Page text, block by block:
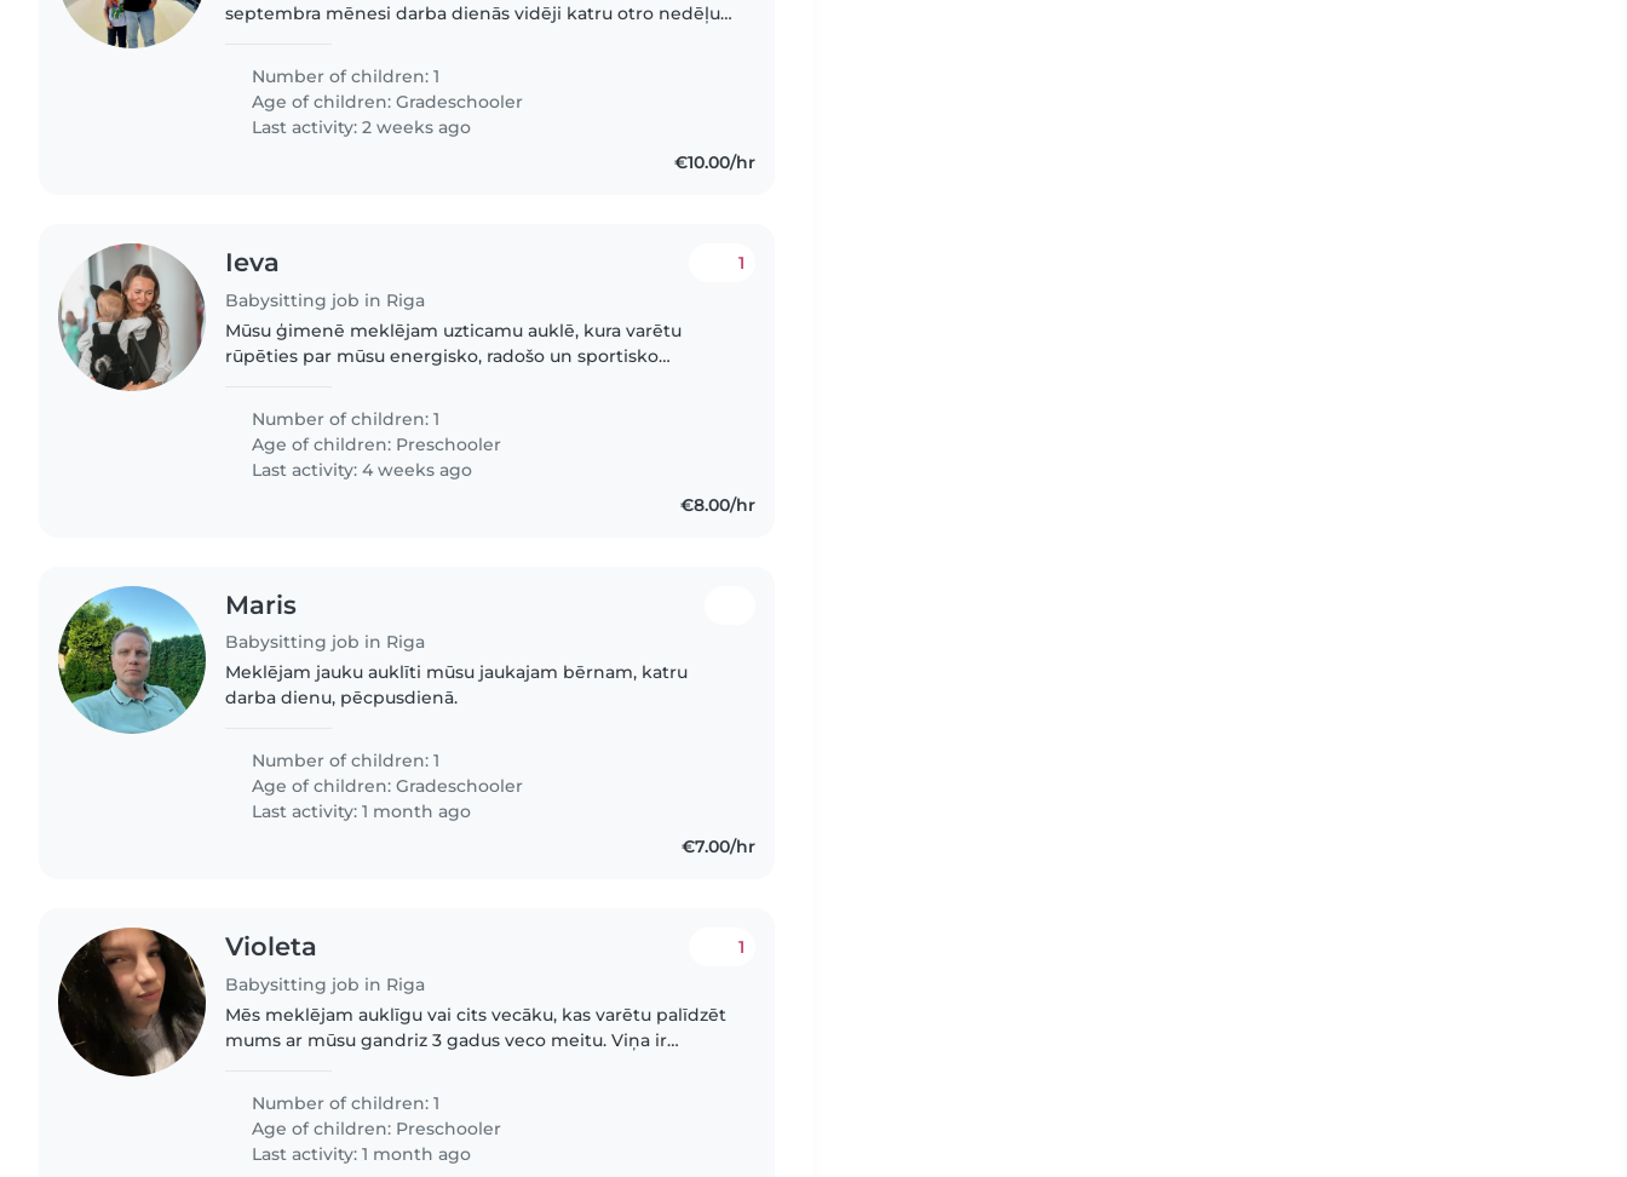
septembra mēnesi darba dienās vidēji katru otro nedēļu,
mājām Purvciemā laika posmā..
Number of children: 1
Age of children:Gradeschooler
Last activity: 2 weeks ago
€10.00/hr
Ieva
Babysitting job in Riga
1
Mūsu ģimenē meklējam uzticamu auklē, kura varētu
rūpēties par mūsu energisko, radošo un sportisko
Number of children: 1
Age of children: Preschooler
Last activity: 4 weeks ago
€8.00/hr
Maris
Babysitting job in Riga
Meklējam jauku auklīti mūsu jaukajam bērnam, katru
darba dienu, pēcpusdienā.
Number of children: 1
Age of children:Gradeschooler
Last activity: 1 month ago
€7.00/hr
Violeta
Babysitting job in Riga
1
Mēs meklējam auklīgu vai cits vecāku, kas varētu palīdzēt
mums ar mūsu gandriz 3 gadus veco meitu. Viņa ir
Number of children: 1
Age of children: Preschooler
Last activity: 1 month ago